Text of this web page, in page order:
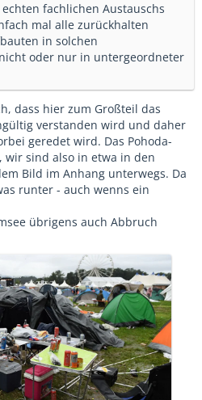
fachlichen Austauschs
mal alle zurückhalten
in solchen
oder nur in untergeordneter
dass hier zum Großteil das
verstanden wird und daher
geredet wird. Das Pohoda-
wir sind also in etwa in den
Bild im Anhang unterwegs. Da
runter - auch wenns ein
übrigens auch Abbruch